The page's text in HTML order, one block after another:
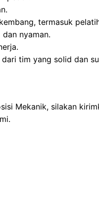
termasuk
nyaman.
tim yang solid dan
Mekanik, silakan